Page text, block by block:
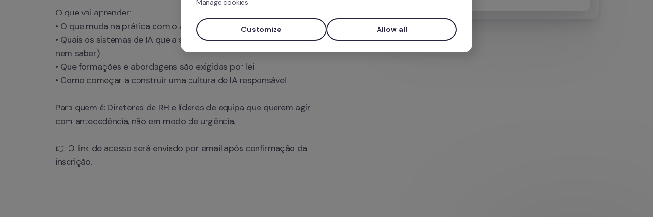
O que vai aprender:
• O que muda na prática com o AI Act, e quando
• Quais os sistemas de IA que a sua empresa já usa (e que pode
nem saber)
• Que formações e abordagens são exigidas por lei
• Como começar a construir uma cultura de IA responsável
Para quem é: Diretores de RH e líderes de equipa que querem agir
com antecedência, não em modo de urgência.
👉 O link de acesso será enviado por email após confirmação da
inscrição.
Manage cookies
Customize Allow all